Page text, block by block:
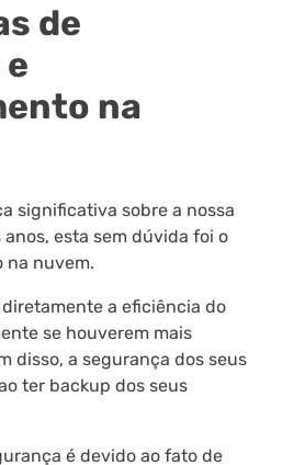
de
na
significativa sobre a nossa
esta sem dúvida foi o
na nuvem.
a eficiência do
se houverem mais
disso, a segurança dos seus
ter backup dos seus
é devido ao fato de